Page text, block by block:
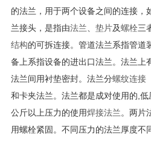
的法兰，用于两个设备之间的连接，
兰接头，是指由法兰、 垫片及螺栓三
结构的可拆连接。管道法兰系指管道
备上系指设备的进出口法兰。法兰上
法兰间用衬垫密封。法兰分螺纹连接
和卡夹法兰。法兰都是成对使用的,
公斤以上压力的使用焊接法兰。两片
用螺栓紧固。不同压力的法兰厚度不